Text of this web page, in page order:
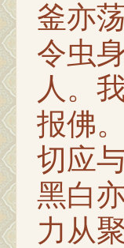
釜亦
令虫
人。
报佛
切应
黑白
力从